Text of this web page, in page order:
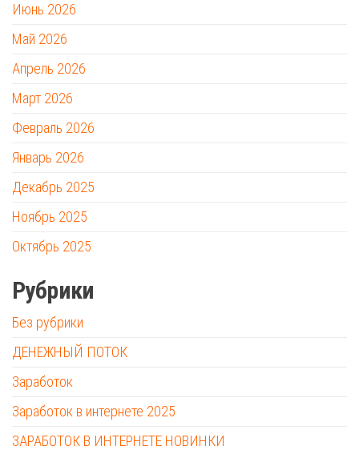
Июнь 2026
Май 2026
Апрель 2026
Март 2026
Февраль 2026
Январь 2026
Декабрь 2025
Ноябрь 2025
Октябрь 2025
Рубрики
Без рубрики
ДЕНЕЖНЫЙ ПОТОК
Заработок
Заработок в интернете 2025
ЗАРАБОТОК В ИНТЕРНЕТЕ НОВИНКИ